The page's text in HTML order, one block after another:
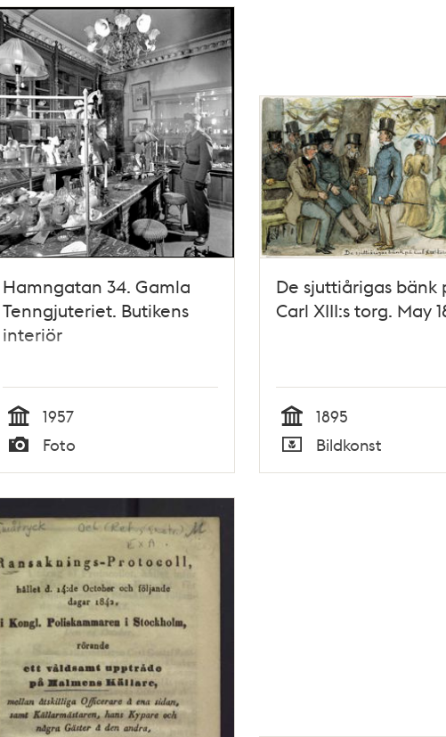
Hamngatan 34. Gamla
Tenngjuteriet. Butikens
interiör
Tid
1957
Typ
Foto
De sjuttiårigas bänk
Carl XIII:s torg. May
Tid
1895
Typ
Bildkonst